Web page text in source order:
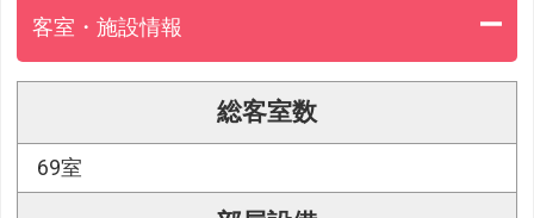
客室・施設情報
総客室数
69室